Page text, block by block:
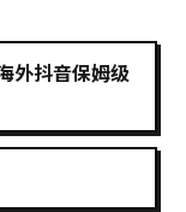
外抖音保姆级